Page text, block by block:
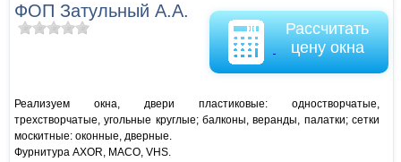
ФОП Затульный А.А.
Рассчитать
цену окна
Реализуем окна, двери пластиковые: одностворчатые,
трехстворчатые, угольные круглые; балконы, веранды, палатки; сетки
москитные: оконные, дверные.
Фурнитура AXOR, MACO, VHS.